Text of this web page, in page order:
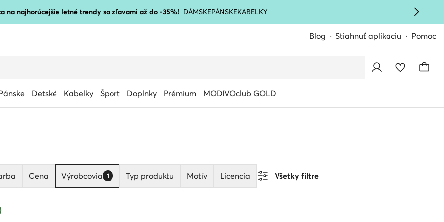
na najhorúcejšie letné trendy so zľavami až do -35%! DÁMSKEPÁNSKEKABELKY
Blog Stiahnuť aplikáciu Pomoc
Detské Kabelky Šport Doplnky Prémium MODIVOclub GOLD
Cena Výrobcovia 1 Typ produktu Motív Licencia Všetky filtre